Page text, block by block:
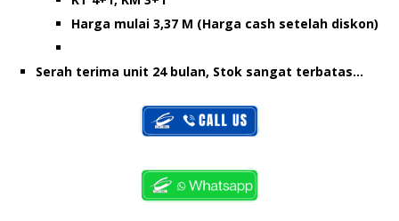
Harga mulai 3,37 M (Harga cash setelah diskon)
Serah terima unit 24 bulan, Stok sangat terbatas…